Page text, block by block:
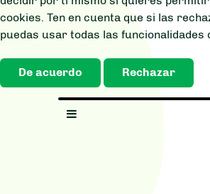
cookies. Ten en cuenta que si las
puedas usar todas las funcionalidades
De acuerdo Rechazar